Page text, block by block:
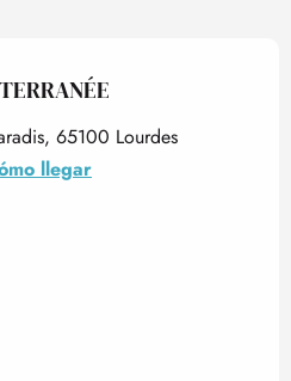
65100 Lourdes
llegar